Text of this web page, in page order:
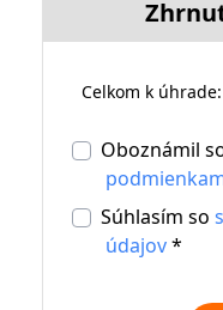
Celkom k úhrade:
Oboznámil
Súhlasím so
údajov*